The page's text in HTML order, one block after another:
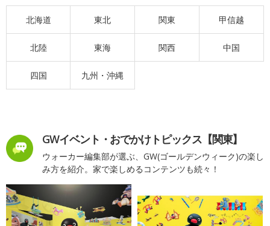
北海道 東北 関東 甲信越
北陸 東海 関西 中国
四国 九州・沖縄
GWイベント・おでかけトピックス【関東】
ウォーカー編集部が選ぶ、GW(ゴールデンウィーク)の楽し
み方を紹介。家で楽しめるコンテンツも続々！